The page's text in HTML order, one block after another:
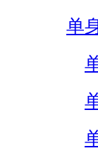
单